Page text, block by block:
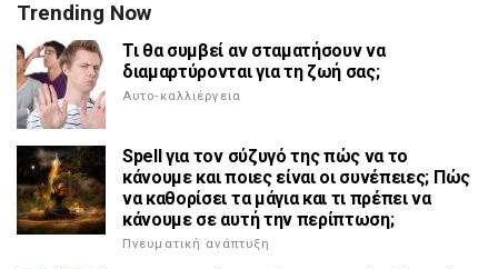
Trending Now
Τι θα συμβεί αν σταματήσουν να
διαμαρτύρονται για τη ζωή σας;
Αυτο-καλλιέργεια
Spell για τον σύζυγό της πώς να το
κάνουμε και ποιες είναι οι συνέπειες; Πώς
να καθορίσει τα μάγια και τι πρέπει να
κάνουμε σε αυτή την περίπτωση;
Πνευματική ανάπτυξη